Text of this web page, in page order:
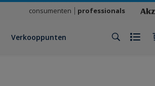
consumenten professionals
Verkooppunten